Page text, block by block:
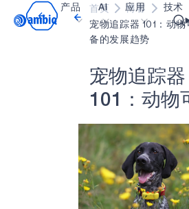
产品 AI 应用
医疗健康
工业边缘
智能家居和楼宇
智能卡
可穿戴设备
技术
SPOT
首页
博客
宠物追踪器 101：动
备的发展趋势
宠物 追 踪器
1 01 ：动物
Video title
OK